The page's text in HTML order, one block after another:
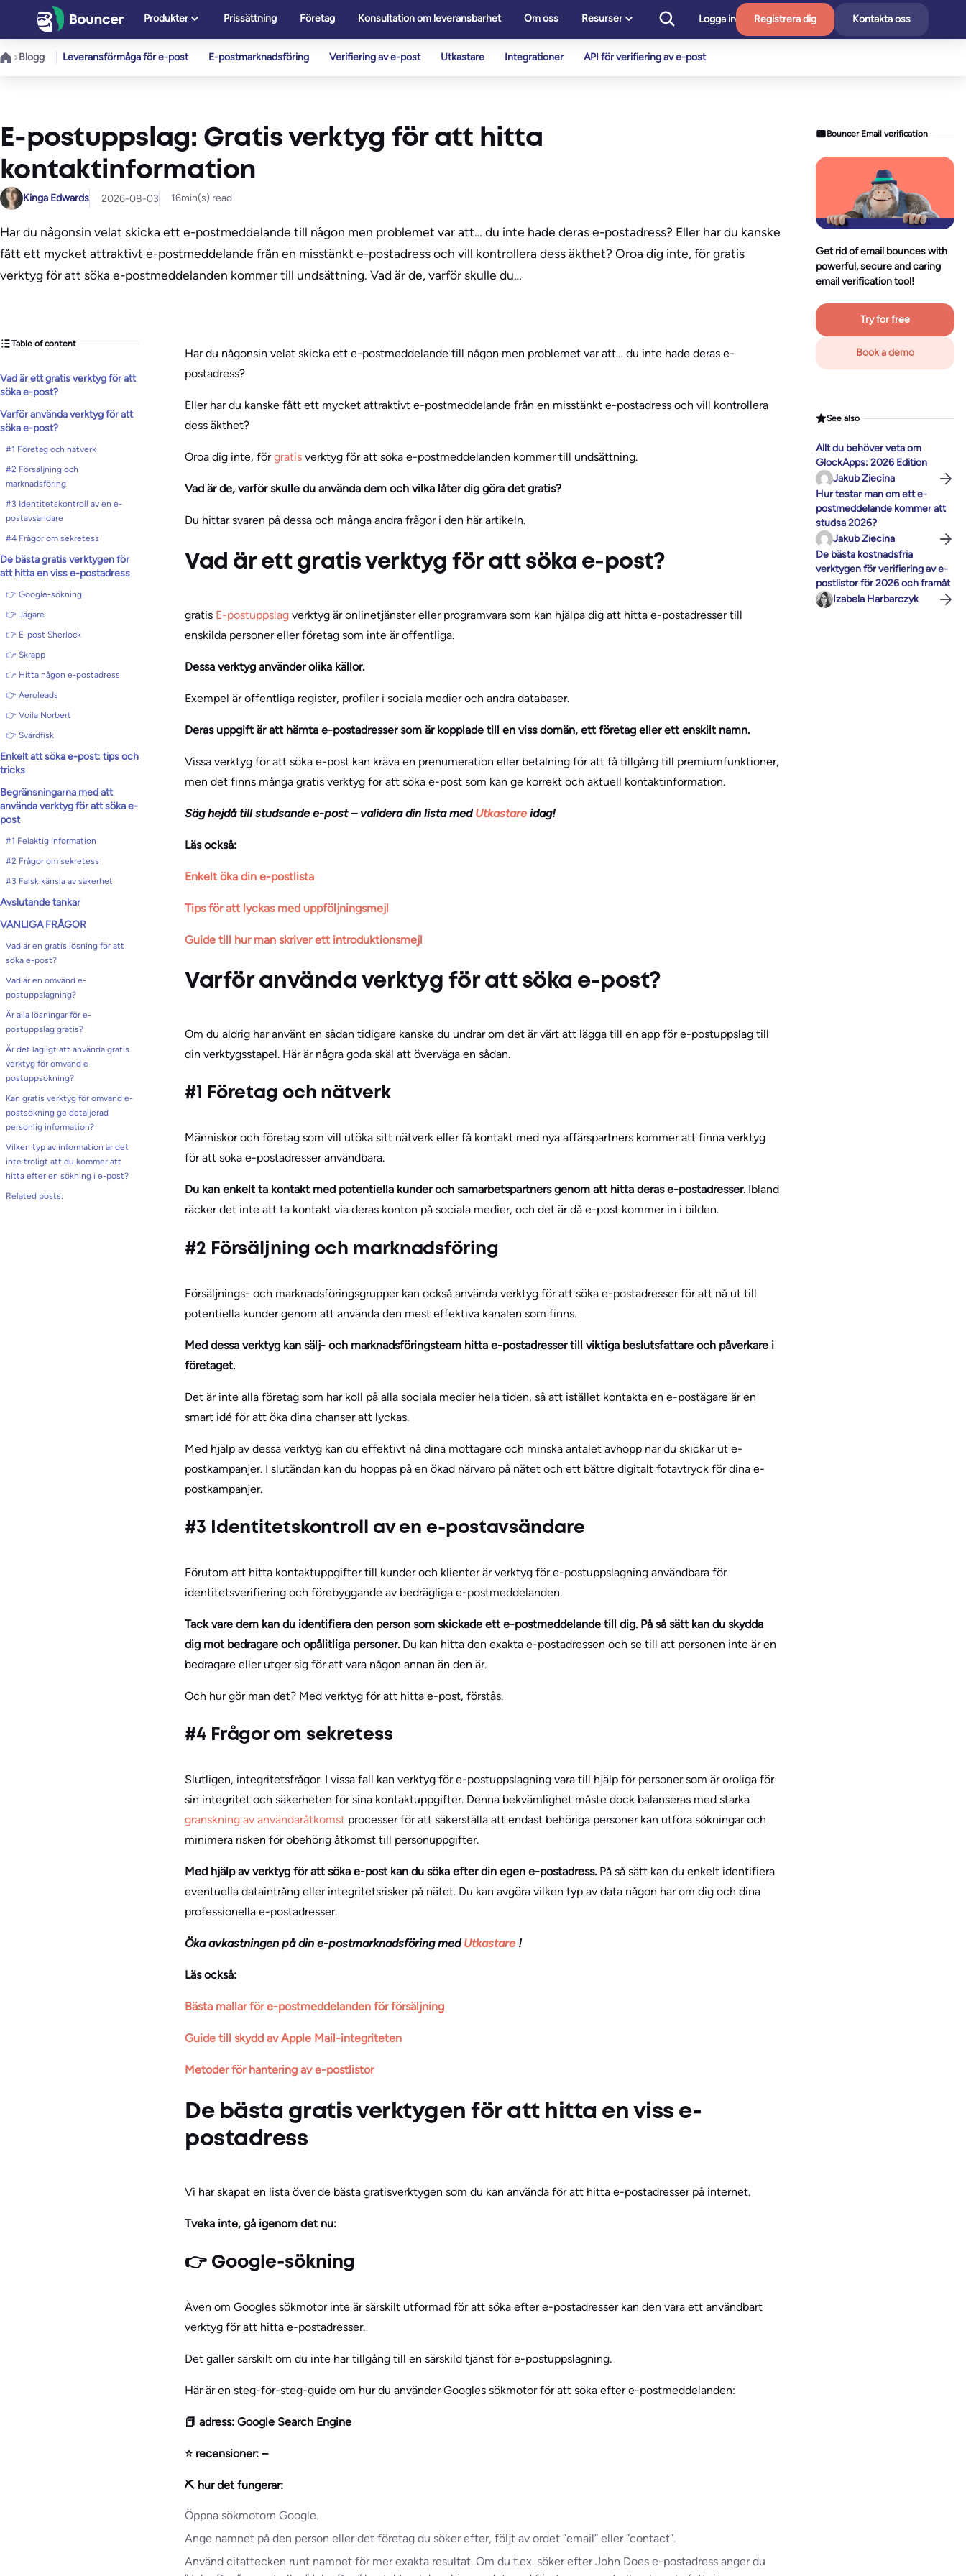
innehåll
Produkter Prissättning Företag Konsultation om leveransbarhet Om oss Resurser Logga in Registrera dig Kontakta oss
Blogg Leveransförmåga för e-post E-postmarknadsföring Verifiering av e-post Utkastare Integrationer API för verifiering av e-post
E-postuppslag: Gratis verktyg för att hitta
kontaktinformation
Kinga Edwards 2026-08-03 16min(s) read
Har du någonsin velat skicka ett e-postmeddelande till någon men problemet var att… du inte hade deras e-postadress? Eller har du kanske
fått ett mycket attraktivt e-postmeddelande från en misstänkt e-postadress och vill kontrollera dess äkthet? Oroa dig inte, för gratis
verktyg för att söka e-postmeddelanden kommer till undsättning. Vad är de, varför skulle du…
Table of content
Vad är ett gratis verktyg för att
söka e-post?
Varför använda verktyg för att
söka e-post?
#1 Företag och nätverk
#2 Försäljning och
marknadsföring
#3 Identitetskontroll av en e-
postavsändare
#4 Frågor om sekretess
De bästa gratis verktygen för
att hitta en viss e-postadress
👉 Google-sökning
👉 Jägare
👉 E-post Sherlock
👉 Skrapp
👉 Hitta någon e-postadress
👉 Aeroleads
👉 Voila Norbert
👉 Svärdfisk
Enkelt att söka e-post: tips och
tricks
Begränsningarna med att
använda verktyg för att söka e-
post
#1 Felaktig information
#2 Frågor om sekretess
#3 Falsk känsla av säkerhet
Avslutande tankar
VANLIGA FRÅGOR
Vad är en gratis lösning för att
söka e-post?
Vad är en omvänd e-
postuppslagning?
Är alla lösningar för e-
postuppslag gratis?
Är det lagligt att använda gratis
verktyg för omvänd e-
postuppsökning?
Kan gratis verktyg för omvänd e-
postsökning ge detaljerad
personlig information?
Vilken typ av information är det
inte troligt att du kommer att
hitta efter en sökning i e-post?
Related posts:
Har du någonsin velat skicka ett e-postmeddelande till någon men problemet var att… du inte hade deras e-
postadress?
Eller har du kanske fått ett mycket attraktivt e-postmeddelande från en misstänkt e-postadress och vill kontrollera
dess äkthet?
Oroa dig inte, förgratis verktyg för att söka e-postmeddelanden kommer till undsättning.
Vad är de, varför skulle du använda dem och vilka låter dig göra det gratis?
Du hittar svaren på dessa och många andra frågor i den här artikeln.
Vad är ett gratis verktyg för att söka e-post?
gratis E-postuppslag verktyg är onlinetjänster eller programvara som kan hjälpa dig att hitta e-postadresser till
enskilda personer eller företag som inte är offentliga.
Dessa verktyg använder olika källor.
Exempel är offentliga register, profiler i sociala medier och andra databaser.
Deras uppgift är att hämta e-postadresser som är kopplade till en viss domän, ett företag eller ett enskilt namn.
Vissa verktyg för att söka e-post kan kräva en prenumeration eller betalning för att få tillgång till premiumfunktioner,
men det finns många gratis verktyg för att söka e-post som kan ge korrekt och aktuell kontaktinformation.
Säg hejdå till studsande e-post – validera din lista medUtkastare idag!
Läs också:
Enkelt öka din e-postlista
Tips för att lyckas med uppföljningsmejl
Guide till hur man skriver ett introduktionsmejl
Varför använda verktyg för att söka e-post?
Om du aldrig har använt en sådan tidigare kanske du undrar om det är värt att lägga till en app för e-postuppslag till
din verktygsstapel. Här är några goda skäl att överväga en sådan.
#1 Företag och nätverk
Människor och företag som vill utöka sitt nätverk eller få kontakt med nya affärspartners kommer att finna verktyg
för att söka e-postadresser användbara.
Du kan enkelt ta kontakt med potentiella kunder och samarbetspartners genom att hitta deras e-postadresser. Ibland
räcker det inte att ta kontakt via deras konton på sociala medier, och det är då e-post kommer in i bilden.
#2 Försäljning och marknadsföring
Försäljnings- och marknadsföringsgrupper kan också använda verktyg för att söka e-postadresser för att nå ut till
potentiella kunder genom att använda den mest effektiva kanalen som finns.
Med dessa verktyg kan sälj- och marknadsföringsteam hitta e-postadresser till viktiga beslutsfattare och påverkare i
företaget.
Det är inte alla företag som har koll på alla sociala medier hela tiden, så att istället kontakta en e-postägare är en
smart idé för att öka dina chanser att lyckas.
Med hjälp av dessa verktyg kan du effektivt nå dina mottagare och minska antalet avhopp när du skickar ut e-
postkampanjer. I slutändan kan du hoppas på en ökad närvaro på nätet och ett bättre digitalt fotavtryck för dina e-
postkampanjer.
#3 Identitetskontroll av en e-postavsändare
Förutom att hitta kontaktuppgifter till kunder och klienter är verktyg för e-postuppslagning användbara för
identitetsverifiering och förebyggande av bedrägliga e-postmeddelanden.
Tack vare dem kan du identifiera den person som skickade ett e-postmeddelande till dig. På så sätt kan du skydda
dig mot bedragare och opålitliga personer. Du kan hitta den exakta e-postadressen och se till att personen inte är en
bedragare eller utger sig för att vara någon annan än den är.
Och hur gör man det? Med verktyg för att hitta e-post, förstås.
#4 Frågor om sekretess
Slutligen, integritetsfrågor. I vissa fall kan verktyg för e-postuppslagning vara till hjälp för personer som är oroliga för
sin integritet och säkerheten för sina kontaktuppgifter. Denna bekvämlighet måste dock balanseras med starka
granskning av användaråtkomst processer för att säkerställa att endast behöriga personer kan utföra sökningar och
minimera risken för obehörig åtkomst till personuppgifter.
Med hjälp av verktyg för att söka e-post kan du söka efter din egen e-postadress. På så sätt kan du enkelt identifiera
eventuella dataintrång eller integritetsrisker på nätet. Du kan avgöra vilken typ av data någon har om dig och dina
professionella e-postadresser.
Öka avkastningen på din e-postmarknadsföring medUtkastare !
Läs också:
Bästa mallar för e-postmeddelanden för försäljning
Guide till skydd av Apple Mail-integriteten
Metoder för hantering av e-postlistor
De bästa gratis verktygen för att hitta en viss e-
postadress
Vi har skapat en lista över de bästa gratisverktygen som du kan använda för att hitta e-postadresser på internet.
Tveka inte, gå igenom det nu:
👉 Google-sökning
Även om Googles sökmotor inte är särskilt utformad för att söka efter e-postadresser kan den vara ett användbart
verktyg för att hitta e-postadresser.
Det gäller särskilt om du inte har tillgång till en särskild tjänst för e-postuppslagning.
Här är en steg-för-steg-guide om hur du använder Googles sökmotor för att söka efter e-postmeddelanden:
📕 adress: Google Search Engine
⭐ recensioner: –
⛏️ hur det fungerar:
Öppna sökmotorn Google.
Ange namnet på den person eller det företag du söker efter, följt av ordet ”email” eller ”contact”.
Använd citattecken runt namnet för mer exakta resultat. Om du t.ex. söker efter John Does e-postadress anger du
Bouncer Email verification
Get rid of email bounces with
powerful, secure and caring
email verification tool!
Try for free
Book a demo
See also
Allt du behöver veta om
GlockApps: 2026 Edition
Jakub Ziecina
Hur testar man om ett e-
postmeddelande kommer att
studsa 2026?
Jakub Ziecina
De bästa kostnadsfria
verktygen för verifiering av e-
postlistor för 2026 och framåt
Izabela Harbarczyk